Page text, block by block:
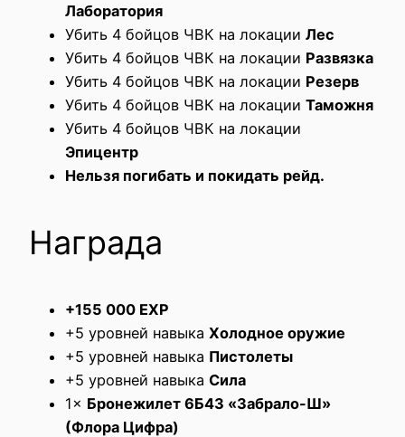
Лаборатория
Убить 4 бойцов ЧВК на локации Лес
Убить 4 бойцов ЧВК на локации Развязка
Убить 4 бойцов ЧВК на локации Резерв
Убить 4 бойцов ЧВК на локации Таможня
Убить 4 бойцов ЧВК на локации
Эпицентр
Нельзя погибать и покидать рейд.
Награда
+155 000 EXP
+5 уровней навыка Холодное оружие
+5 уровней навыка Пистолеты
+5 уровней навыка Сила
1× Бронежилет 6Б43 «Забрало-Ш»
(Флора Цифра)